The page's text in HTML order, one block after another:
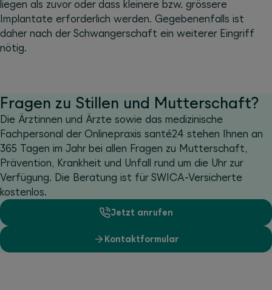
liegen als zuvor oder dass kleinere bzw. grössere
Implantate erforderlich werden. Gegebenenfalls ist
daher nach der Schwangerschaft ein weiterer Eingriff
nötig.
Fragen zu Stillen und Mutterschaft?
Die Ärztinnen und Ärzte sowie das medizinische
Fachpersonal der Onlinepraxis santé24 stehen Ihnen an
365 Tagen im Jahr bei allen Fragen zu Mutterschaft,
Prävention, Krankheit und Unfall rund um die Uhr zur
Verfügung. Die Beratung ist für SWICA-Versicherte
kostenlos.
Jetzt anrufen
Kontaktformular